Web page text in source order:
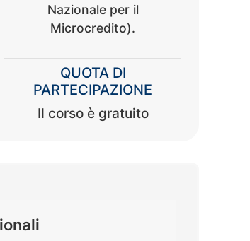
Nazionale per il
Microcredito).
QUOTA DI
PARTECIPAZIONE
Il corso è gratuito